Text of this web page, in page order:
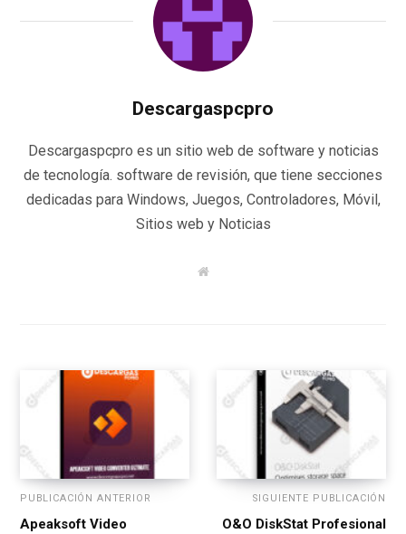
Descargaspcpro
Descargaspcpro es un sitio web de software y noticias
de tecnología. software de revisión, que tiene secciones
dedicadas para Windows, Juegos, Controladores, Móvil,
Sitios web y Noticias
W
PUBLICACIÓN ANTERIOR
Apeaksoft Video
SIGUIENTE PUBLICACIÓN
O&O DiskStat Profesional